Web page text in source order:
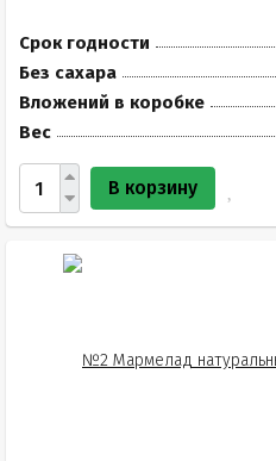
Срок годности
Без сахара
Вложений в коробке
Вес
В корзину